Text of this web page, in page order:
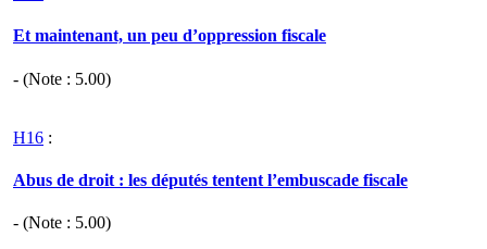
Et maintenant, un peu d’oppression fiscale
- (Note : 5.00)
H16 :
Abus de droit : les députés tentent l’embuscade fiscale
- (Note : 5.00)